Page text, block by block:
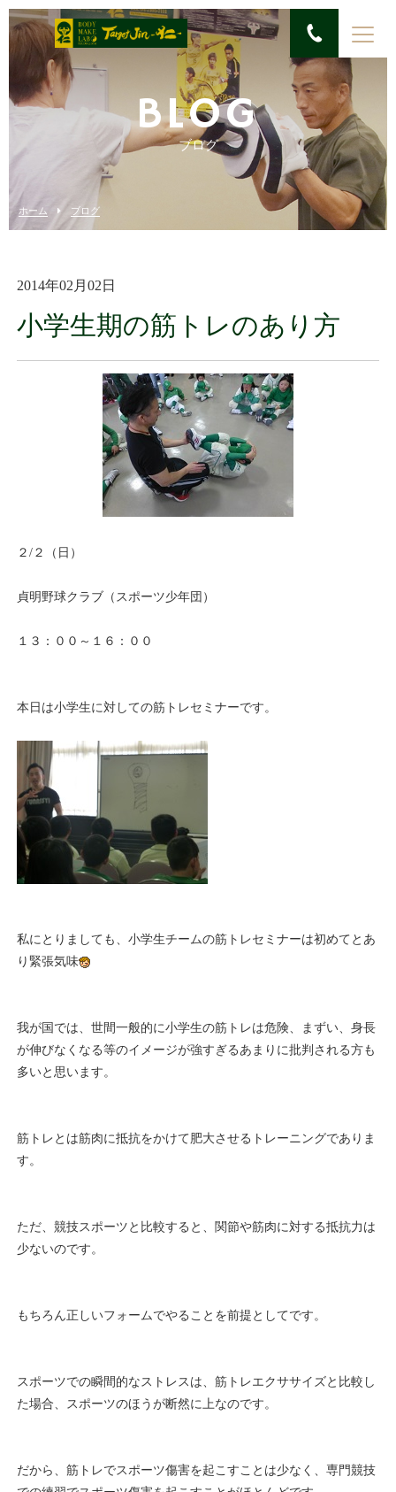
BLOG
ブログ
ホーム ブログ
2014年02月02日
小学生期の筋トレのあり方
２/２（日）
貞明野球クラブ（スポーツ少年団）
１３：００～１６：００
本日は小学生に対しての筋トレセミナーです。
私にとりましても、小学生チームの筋トレセミナーは初めてとあ
り緊張気味
我が国では、世間一般的に小学生の筋トレは危険、まずい、身長
が伸びなくなる等のイメージが強すぎるあまりに批判される方も
多いと思います。
筋トレとは筋肉に抵抗をかけて肥大させるトレーニングでありま
す。
ただ、競技スポーツと比較すると、関節や筋肉に対する抵抗力は
少ないのです。
もちろん正しいフォームでやることを前提としてです。
スポーツでの瞬間的なストレスは、筋トレエクササイズと比較し
た場合、スポーツのほうが断然に上なのです。
だから、筋トレでスポーツ傷害を起こすことは少なく、専門競技